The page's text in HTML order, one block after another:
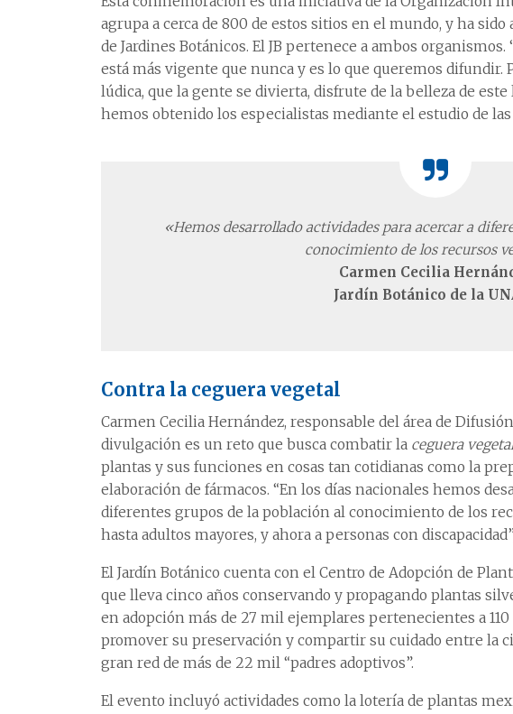
agrupa a cerca de 800 de estos sitios en el mundo, y ha
de Jardines Botánicos. El JB pertenece a ambos
está más vigente que nunca y es lo que queremos difundir.
lúdica, que la gente se divierta, disfrute de la belleza de
hemos obtenido los especialistas mediante el estudio de
«Hemos desarrollado actividades para acercar a
conocimiento de los recursos
Carmen Cecilia
Jardín Botánico de la
Contra la ceguera vegetal
Carmen Cecilia Hernández, responsable del área de
divulgación es un reto que busca combatir la ceguera
plantas y sus funciones en cosas tan cotidianas como la
elaboración de fármacos. “En los días nacionales hemos
diferentes grupos de la población al conocimiento de los
hasta adultos mayores, y ahora a personas con
El Jardín Botánico cuenta con el Centro de Adopción de
que lleva cinco años conservando y propagando plantas
en adopción más de 27 mil ejemplares pertenecientes a
promover su preservación y compartir su cuidado entre la
gran red de más de 22 mil “padres adoptivos”.
El evento incluyó actividades como la lotería de plantas